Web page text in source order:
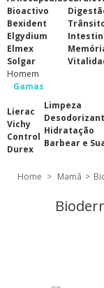
Bioactivo
Bexident
Elgydium
Elmex
Solgar
Homem
Gamas
Lierac
Vichy
Control
Durex
Limpeza
Hidratação
Barbear e
Home > Mamã >